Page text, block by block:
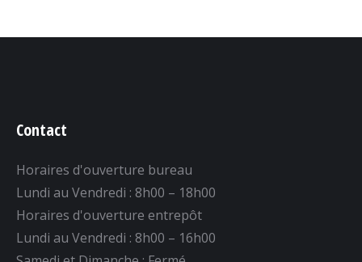
Contact
Horaires d'ouverture bureau
Lundi au Vendredi : 8h00 – 18h00
Horaires d'ouverture entrepôt
Lundi au Vendredi : 8h00 – 16h00